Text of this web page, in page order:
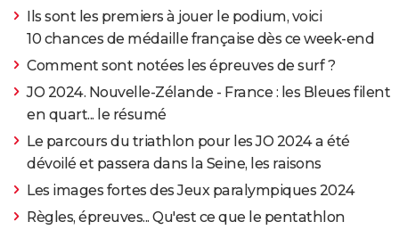
Ils sont les premiers à jouer le podium, voici
10 chances de médaille française dès ce week-end
Comment sont notées les épreuves de surf ?
JO 2024. Nouvelle-Zélande - France : les Bleues filent
en quart... le résumé
Le parcours du triathlon pour les JO 2024 a été
dévoilé et passera dans la Seine, les raisons
Les images fortes des Jeux paralympiques 2024
Règles, épreuves... Qu'est ce que le pentathlon